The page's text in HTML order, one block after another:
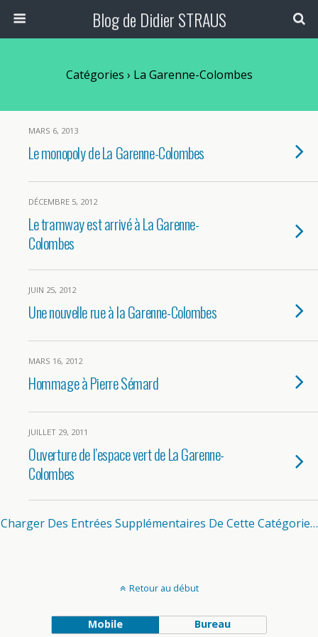
Blog de Didier STRAUS
Catégories › La Garenne-Colombes
MARS 6, 2013
Le monopoly de La Garenne-Colombes
DÉCEMBRE 5, 2012
Le tramway est arrivé à La Garenne-
Colombes
JUIN 25, 2012
Une nouvelle rue à la Garenne-Colombes
MARS 16, 2012
Hommage à Pierre Sémard
JUILLET 29, 2011
Ouverture de l’espace vert de La Garenne-
Colombes
Charger Des Entrées Supplémentaires De Cette Catégorie…
Retour au début
Mobile Bureau